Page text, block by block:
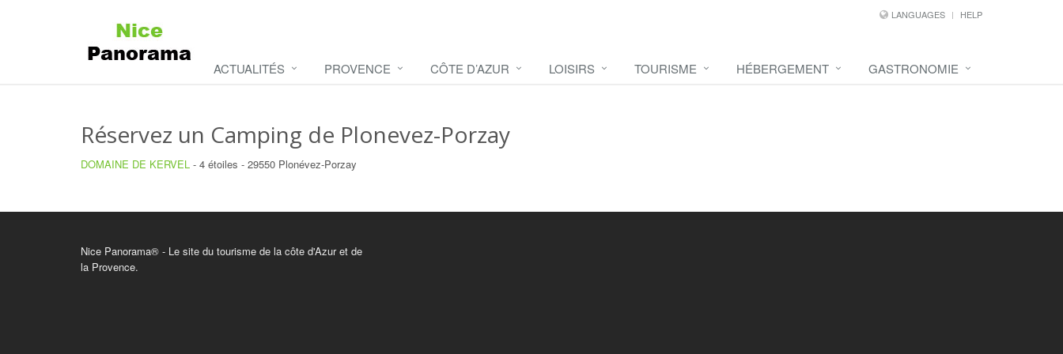
LANGUAGES HELP
ACTUALITÉS PROVENCE CÔTE D’AZUR LOISIRS TOURISME HÉBERGEMENT GASTRONOMIE
Réservez un Camping de Plonevez-Porzay
DOMAINE DE KERVEL - 4 étoiles - 29550 Plonévez-Porzay
Nice Panorama® - Le site du tourisme de la côte d'Azur et de
la Provence.